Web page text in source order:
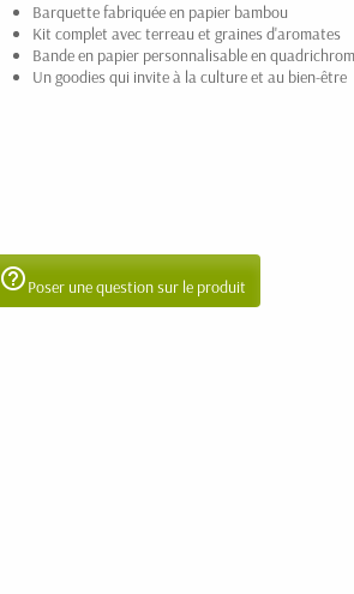
Barquette fabriquée en papier bambou
Kit complet avec terreau et graines d'aromates
Bande en papier personnalisable en
Un goodies qui invite à la culture et au bien-être
help_outlinePoser une question sur le produit